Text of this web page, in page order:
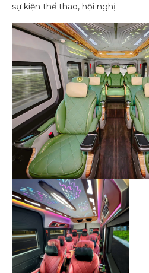
sự kiện thể thao, hội nghị